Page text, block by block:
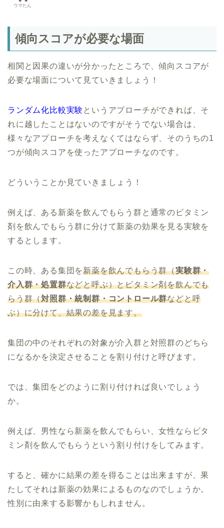
ウマたん
傾向スコアが必要な場面
相関と因果の違いが分かったところで、傾向スコアが
必要な場面について見ていきましょう！
ランダム化比較実験 というアプローチができれば、そ
れに越したことはないのですがそうでない場合は、
様々なアプローチを考えなくてはならず、そのうちの1
つが傾向スコアを使ったアプローチなのです。
どういうことか見ていきましょう！
例えば、ある新薬を飲んでもらう群と通常のビタミン
剤を飲んでもらう群に分けて新薬の効果を見る実験を
するとします。
この時、ある集団を新薬を飲んでもらう群（実験群・
介入群・処置群などと呼ぶ）とビタミン剤を飲んでも
らう群（対照群・統制群・コントロール群などと呼
ぶ）に分けて、結果の差を見ます。
集団の中のそれぞれの対象が介入群と対照群のどちら
になるかを決定させることを割り付けと呼びます。
では、集団をどのように割り付ければ良いでしょう
か。
例えば、男性なら新薬を飲んでもらい、女性ならビタ
ミン剤を飲んでもらうという割り付けをしてみます。
すると、確かに結果の差を得ることは出来ますが、果
たしてそれは新薬の効果によるものなのでしょうか。
性別に由来する影響かもしれません。